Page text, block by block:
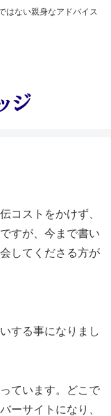
はない親身なアドバイス
コストをかけず、
すが、今まで書い
してくださる方が
する事になりまし
ています。どこで
ーサイトになり、